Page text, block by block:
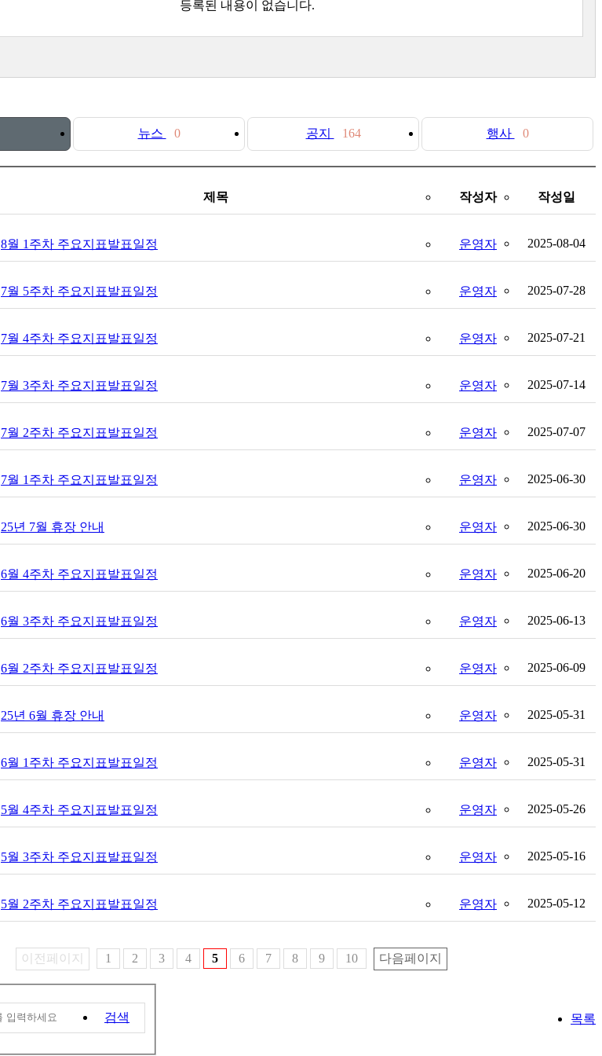
등록된 내용이 없습니다.
뉴스 0 공지 164 행사 0
제목 작성자 작성일
8월 1주차 주요지표발표일정 운영자 2025-08-04
7월 5주차 주요지표발표일정 운영자 2025-07-28
7월 4주차 주요지표발표일정 운영자 2025-07-21
7월 3주차 주요지표발표일정 운영자 2025-07-14
7월 2주차 주요지표발표일정 운영자 2025-07-07
7월 1주차 주요지표발표일정 운영자 2025-06-30
25년 7월 휴장 안내 운영자 2025-06-30
6월 4주차 주요지표발표일정 운영자 2025-06-20
6월 3주차 주요지표발표일정 운영자 2025-06-13
6월 2주차 주요지표발표일정 운영자 2025-06-09
25년 6월 휴장 안내 운영자 2025-05-31
6월 1주차 주요지표발표일정 운영자 2025-05-31
5월 4주차 주요지표발표일정 운영자 2025-05-26
5월 3주차 주요지표발표일정 운영자 2025-05-16
5월 2주차 주요지표발표일정 운영자 2025-05-12
이전페이지 1 2 3 4 5 6 7 8 9 10 다음페이지
검색 목록